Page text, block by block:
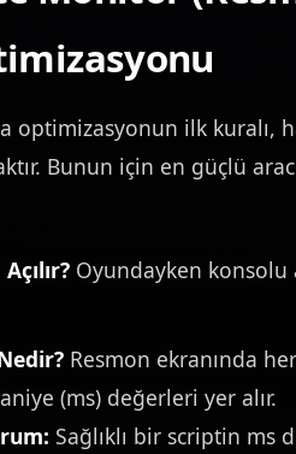
optimizasyonun ilk kuralı,
Bunun için en güçlü
Oyundayken konsolu
Resmon ekranında
(ms) değerleri yer alır.
Sağlıklı bir scriptin ms